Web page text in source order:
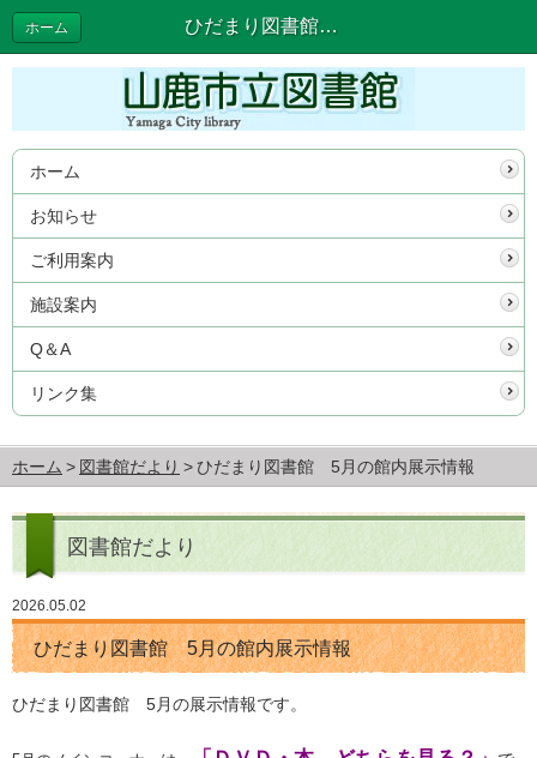
ひだまり図書館 5月の館内展示情報 | 図書館だより
ホーム
ホーム
お知らせ
ご利用案内
施設案内
Q＆A
リンク集
ホーム 図書館だより ひだまり図書館 5月の館内展示情報
図書館だより
2026.05.02
ひだまり図書館 5月の館内展示情報
ひだまり図書館 5月の展示情報です。